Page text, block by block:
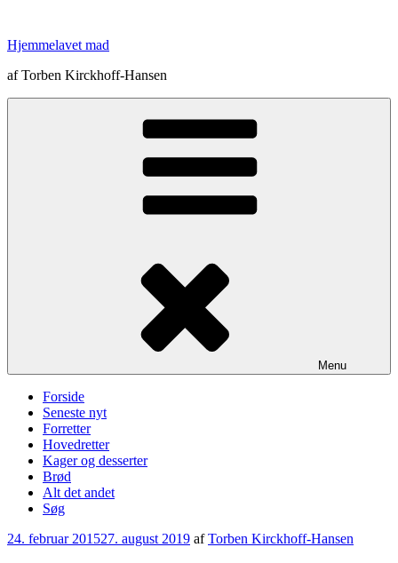
indhold
Hjemmelavet mad
af Torben Kirckhoff-Hansen
Menu
Forside
Seneste nyt
Forretter
Hovedretter
Kager og desserter
Brød
Alt det andet
Søg
Udgivet
24. februar 201527. august 2019 afTorben Kirckhoff-Hansen